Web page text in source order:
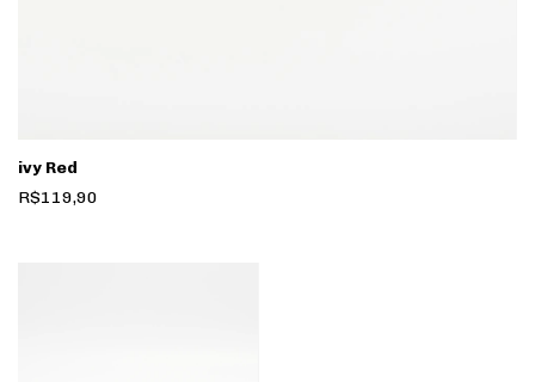
ivy Red
R$119,90